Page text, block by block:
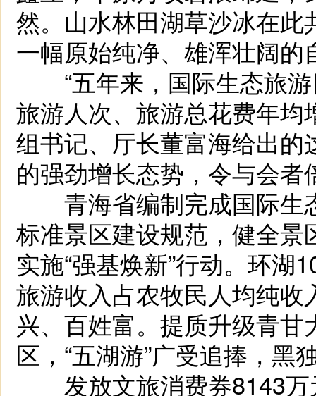
然。山水林田湖草沙冰在
一幅原始纯净、雄浑壮阔的
“五年来，国际生态旅游
旅游人次、旅游总花费年均
组书记、厅长董富海给出
的强劲增长态势，令与会者
青海省编制完成国际生
标准景区建设规范，健全景
实施“强基焕新”行动。环湖
旅游收入占农牧民人均纯
兴、百姓富。提质升级青
区，“五湖游”广受追捧，黑
发放文旅消费券8143万